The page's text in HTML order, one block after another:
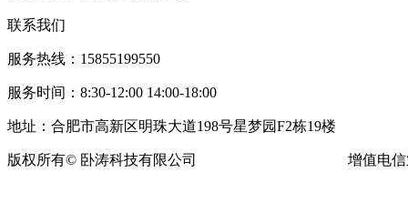
联系我们
服务热线：15855199550
服务时间：8:30-12:00 14:00-18:00
地址：合肥市高新区明珠大道198号星梦园F2栋19楼
版权所有© 卧涛科技有限公司 增值电